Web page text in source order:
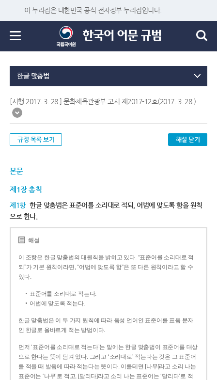
이 누리집은 대한민국 공식 전자정부 누리집입니다.
한글 맞춤법
[시행 2017. 3. 28.] 문화체육관광부 고시 제2017-12호(2017. 3. 28.)
규정 목록 보기 해설 닫기
본문
제1장 총칙
제1항 한글 맞춤법은 표준어를 소리대로 적되, 어법에 맞도록 함을 원칙
으로 한다.
해설
이 조항은 한글 맞춤법의 대원칙을 밝히고 있다. “표준어를 소리대로 적
되”가 기본 원칙이라면, “어법에 맞도록 함”은 또 다른 원칙이라고 할 수
있다.
표준어를 소리대로 적는다.
어법에 맞도록 적는다.
한글 맞춤법은 이 두 가지 원칙에 따라 음성 언어인 표준어를 표음 문자
인 한글로 올바르게 적는 방법이다.
먼저 ‘표준어를 소리대로 적는다’는 말에는 한글 맞춤법이 표준어를 대상
으로 한다는 뜻이 담겨 있다. 그리고 ‘소리대로’ 적는다는 것은 그 표준어
를 적을 때 발음에 따라 적는다는 뜻이다. 이를테면 [나무]라고 소리 나는
표준어는 ‘나무’로 적고, [달리다]라고 소리 나는 표준어는 ‘달리다’로 적